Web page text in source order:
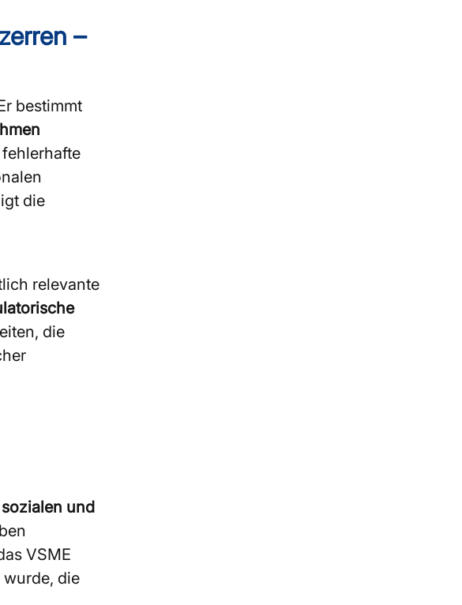
–
bestimmt
die
relevante
die
und
VSME
die